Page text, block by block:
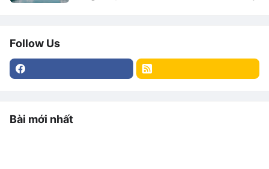
Follow Us
Bài mới nhất